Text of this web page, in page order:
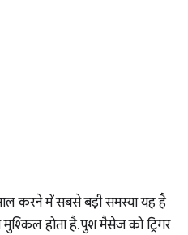
करने में सबसे बड़ी समस्या यह है
होता है. पुश मैसेज को ट्रिगर